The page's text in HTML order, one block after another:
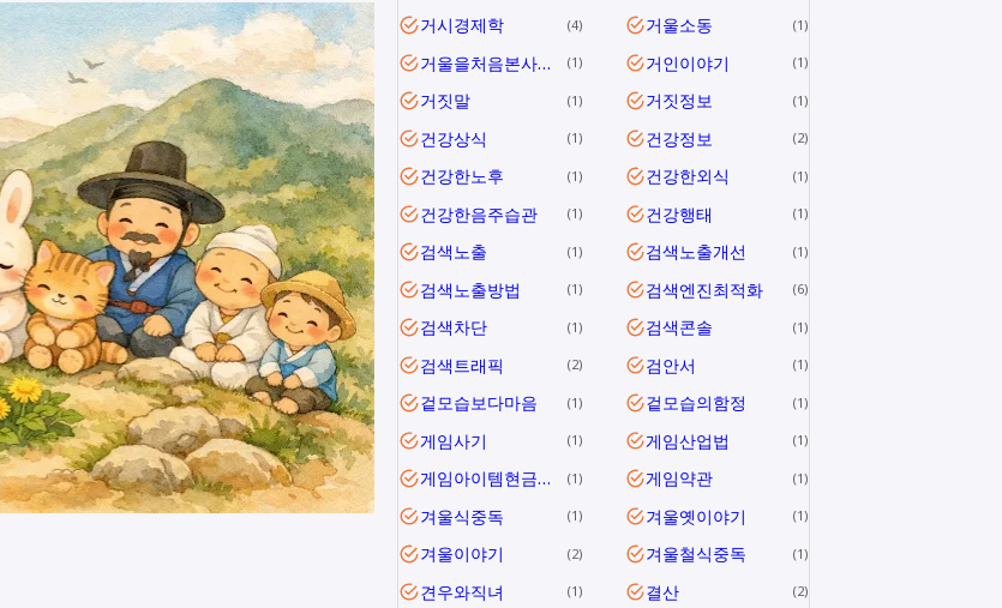
거시경제학 4 거울소동 1
거울을처음본사람들 1 거인이야기 1
거짓말 1 거짓정보 1
건강상식 1 건강정보 2
건강한노후 1 건강한외식 1
건강한음주습관 1 건강행태 1
검색노출 1 검색노출개선 1
검색노출방법 1 검색엔진최적화 6
검색차단 1 검색콘솔 1
검색트래픽 2 검안서 1
겉모습보다마음 1 겉모습의함정 1
게임사기 1 게임산업법 1
게임아이템현금거래 1 게임약관 1
겨울식중독 1 겨울옛이야기 1
겨울이야기 2 겨울철식중독 1
견우와직녀 1 결산 2